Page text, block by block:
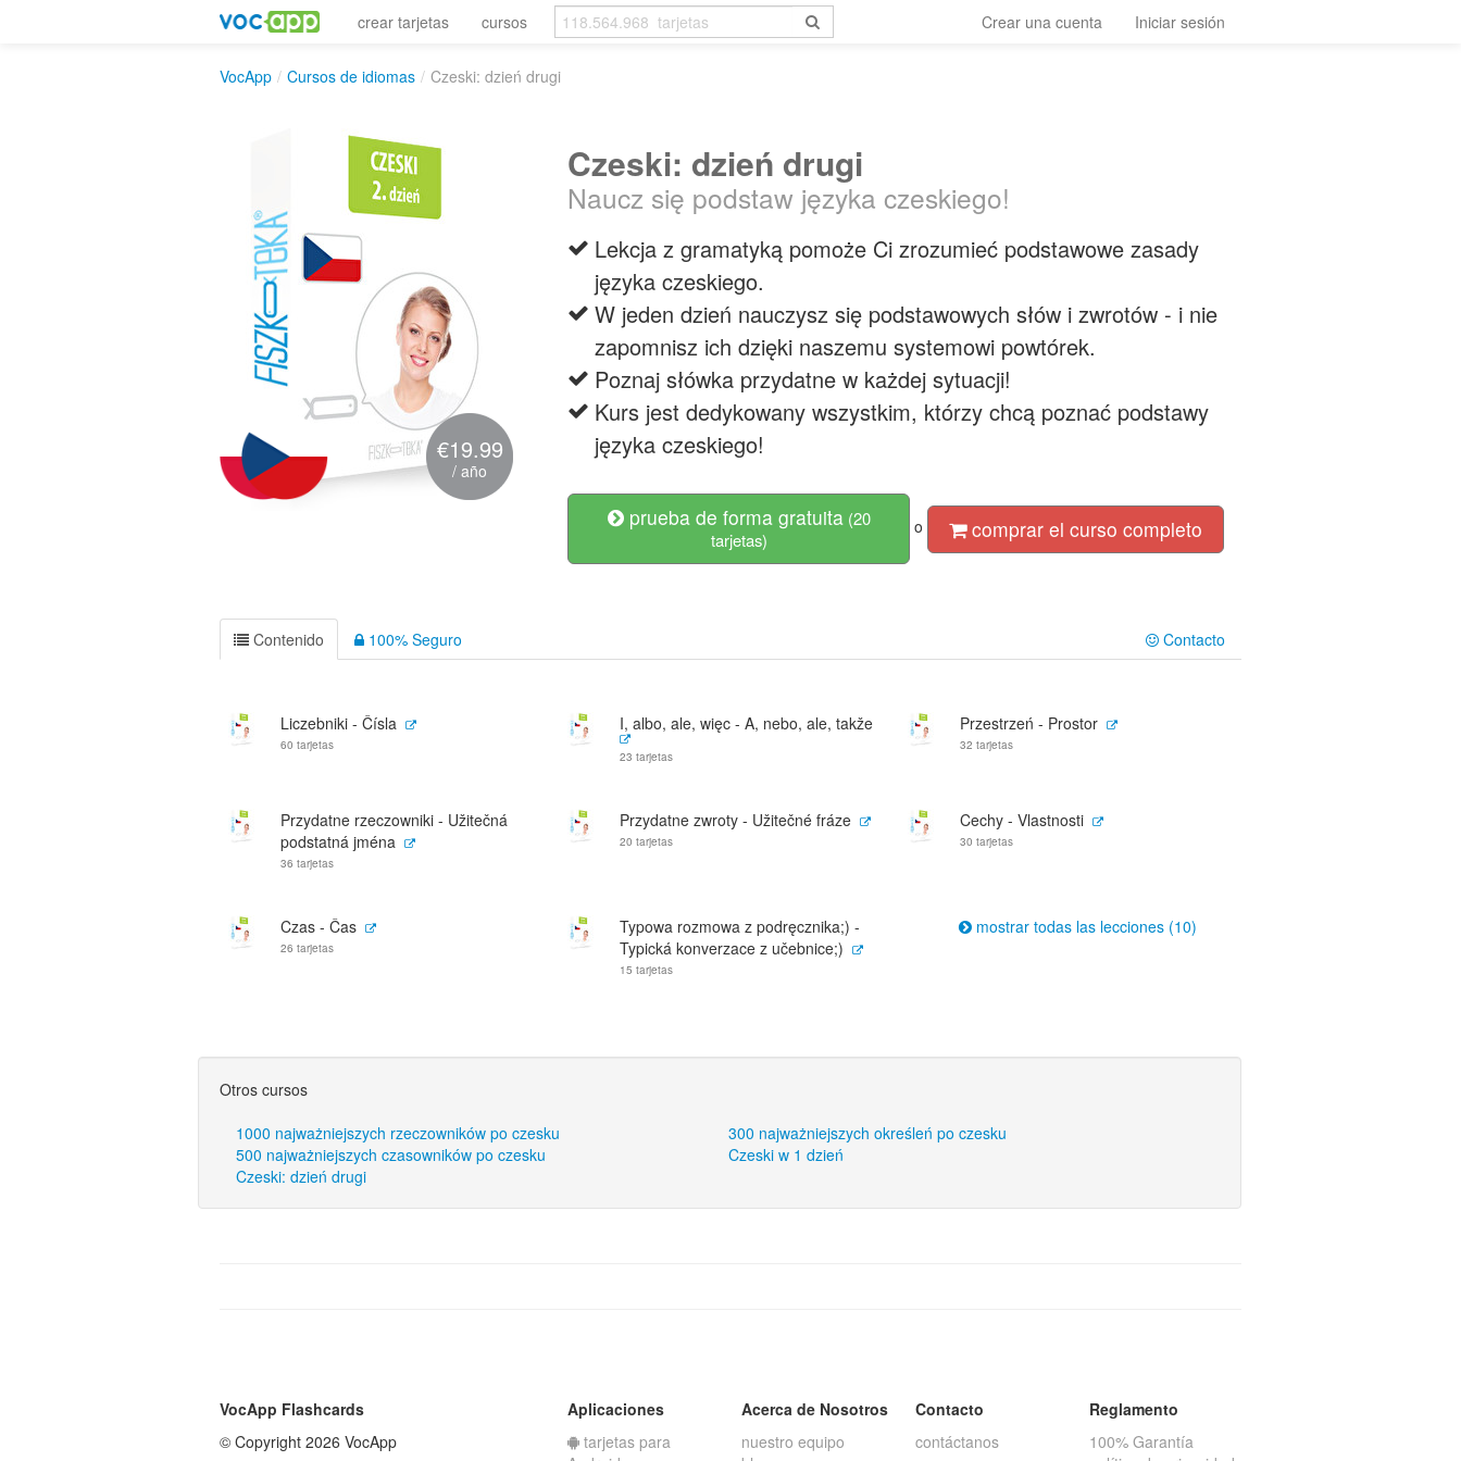
crear tarjetas cursos Crear una cuenta Iniciar sesión
VocApp / Cursos de idiomas / Czeski: dzień drugi
€19.99
/ año
Czeski: dzień drugi
Naucz się podstaw języka czeskiego!
Lekcja z gramatyką pomoże Ci zrozumieć podstawowe zasady
języka czeskiego.
W jeden dzień nauczysz się podstawowych słów i zwrotów - i nie
zapomnisz ich dzięki naszemu systemowi powtórek.
Poznaj słówka przydatne w każdej sytuacji!
Kurs jest dedykowany wszystkim, którzy chcą poznać podstawy
języka czeskiego!
prueba de forma gratuita (20
tarjetas)
o comprar el curso completo
Contenido 100% Seguro Contacto
Liczebniki - Čísla
60 tarjetas
I, albo, ale, więc - A, nebo, ale, takže
23 tarjetas
Przestrzeń - Prostor
32 tarjetas
Przydatne rzeczowniki - Užitečná
podstatná jména
36 tarjetas
Przydatne zwroty - Užitečné fráze
20 tarjetas
Cechy - Vlastnosti
30 tarjetas
Czas - Čas
26 tarjetas
Typowa rozmowa z podręcznika;) -
Typická konverzace z učebnice;)
15 tarjetas
mostrar todas las lecciones (10)
Otros cursos
1000 najważniejszych rzeczowników po czesku
300 najważniejszych określeń po czesku
500 najważniejszych czasowników po czesku
Czeski w 1 dzień
Czeski: dzień drugi
VocApp Flashcards
© Copyright 2026 VocApp
Aplicaciones
tarjetas para
Acerca de Nosotros
nuestro equipo
Contacto
contáctanos
Reglamento
100% Garantía